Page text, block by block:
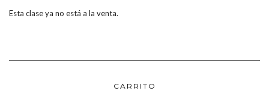
Esta clase ya no está a la venta.
CARRITO